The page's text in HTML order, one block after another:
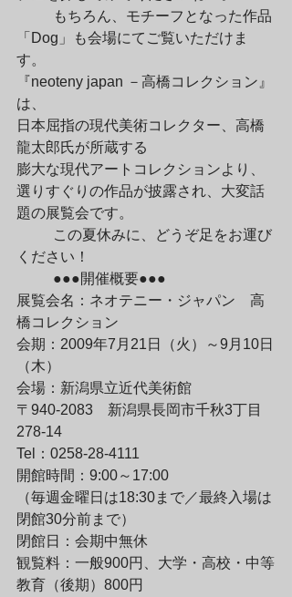
「Dog」も会場にてご覧いただけま
す。
『neoteny japan －高橋コレクション』
は、
日本屈指の現代美術コレクター、高橋
龍太郎氏が所蔵する
膨大な現代アートコレクションより、
選りすぐりの作品が披露され、大変話
題の展覧会です。
ください！
展覧会名：ネオテニー・ジャパン　高
橋コレクション
会期：2009年7月21日（火）～9月10日
（木）
会場：新潟県立近代美術館
〒940-2083　新潟県長岡市千秋3丁目
278-14
Tel：0258-28-4111
開館時間：9:00～17:00
（毎週金曜日は18:30まで／最終入場は
閉館30分前まで）
閉館日：会期中無休
観覧料：一般900円、大学・高校・中等
教育（後期）800円